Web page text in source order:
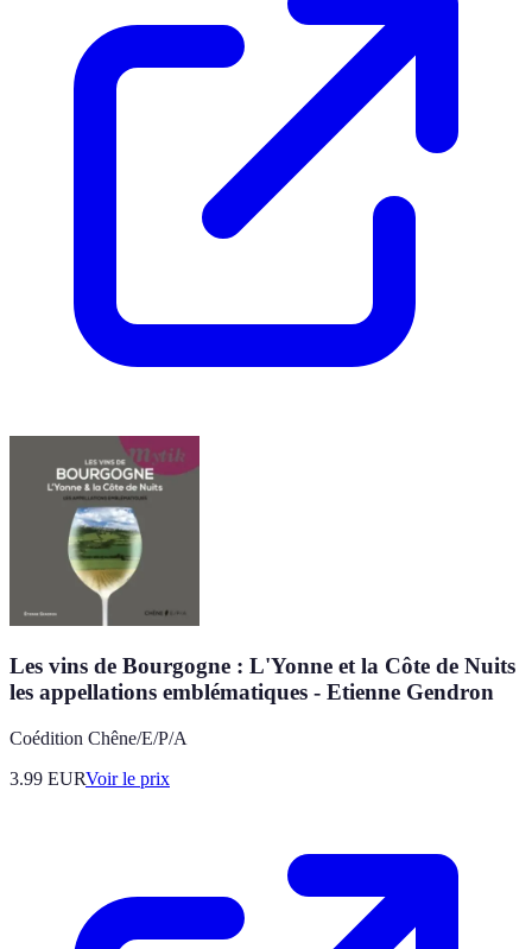
Les vins de Bourgogne : L'Yonne et la Côte de Nuits
les appellations emblématiques - Etienne Gendron
Coédition Chêne/E/P/A
3.99 EURVoir le prix